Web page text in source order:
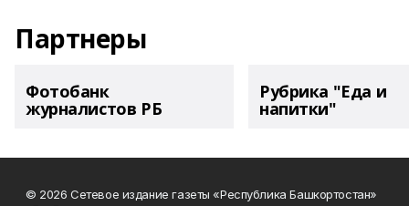
Партнеры
Фотобанк
журналистов РБ
Рубрика "Еда и
напитки"
© 2026 Сетевое издание газеты «Республика Башкортостан»